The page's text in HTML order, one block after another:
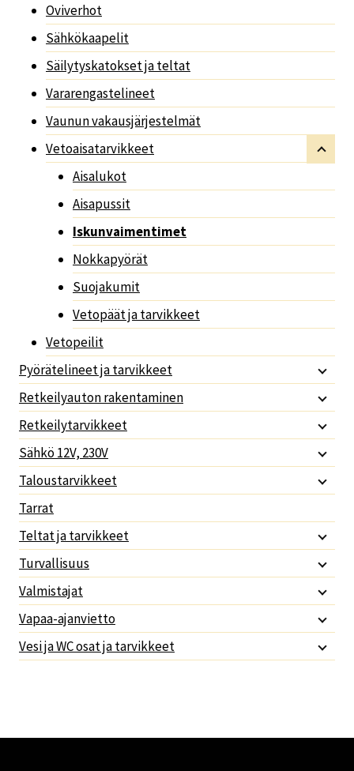
Oviverhot
Sähkökaapelit
Säilytyskatokset ja teltat
Vararengastelineet
Vaunun vakausjärjestelmät
Vetoaisatarvikkeet
Aisalukot
Aisapussit
Iskunvaimentimet
Nokkapyörät
Suojakumit
Vetopäät ja tarvikkeet
Vetopeilit
Pyörätelineet ja tarvikkeet
Retkeilyauton rakentaminen
Retkeilytarvikkeet
Sähkö 12V, 230V
Taloustarvikkeet
Tarrat
Teltat ja tarvikkeet
Turvallisuus
Valmistajat
Vapaa-ajanvietto
Vesi ja WC osat ja tarvikkeet